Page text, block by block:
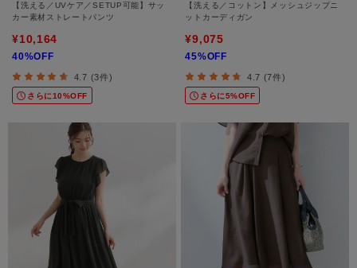
【洗える／UVケア／SETUP可能】サッ
カー素材ストレートパンツ
¥10,164
40%OFF
4.7 (3件)
さらに10%OFF
【洗える／コットン】メッシュジップニ
ットカーディガン
¥9,075
45%OFF
4.7 (7件)
さらに5%OFF